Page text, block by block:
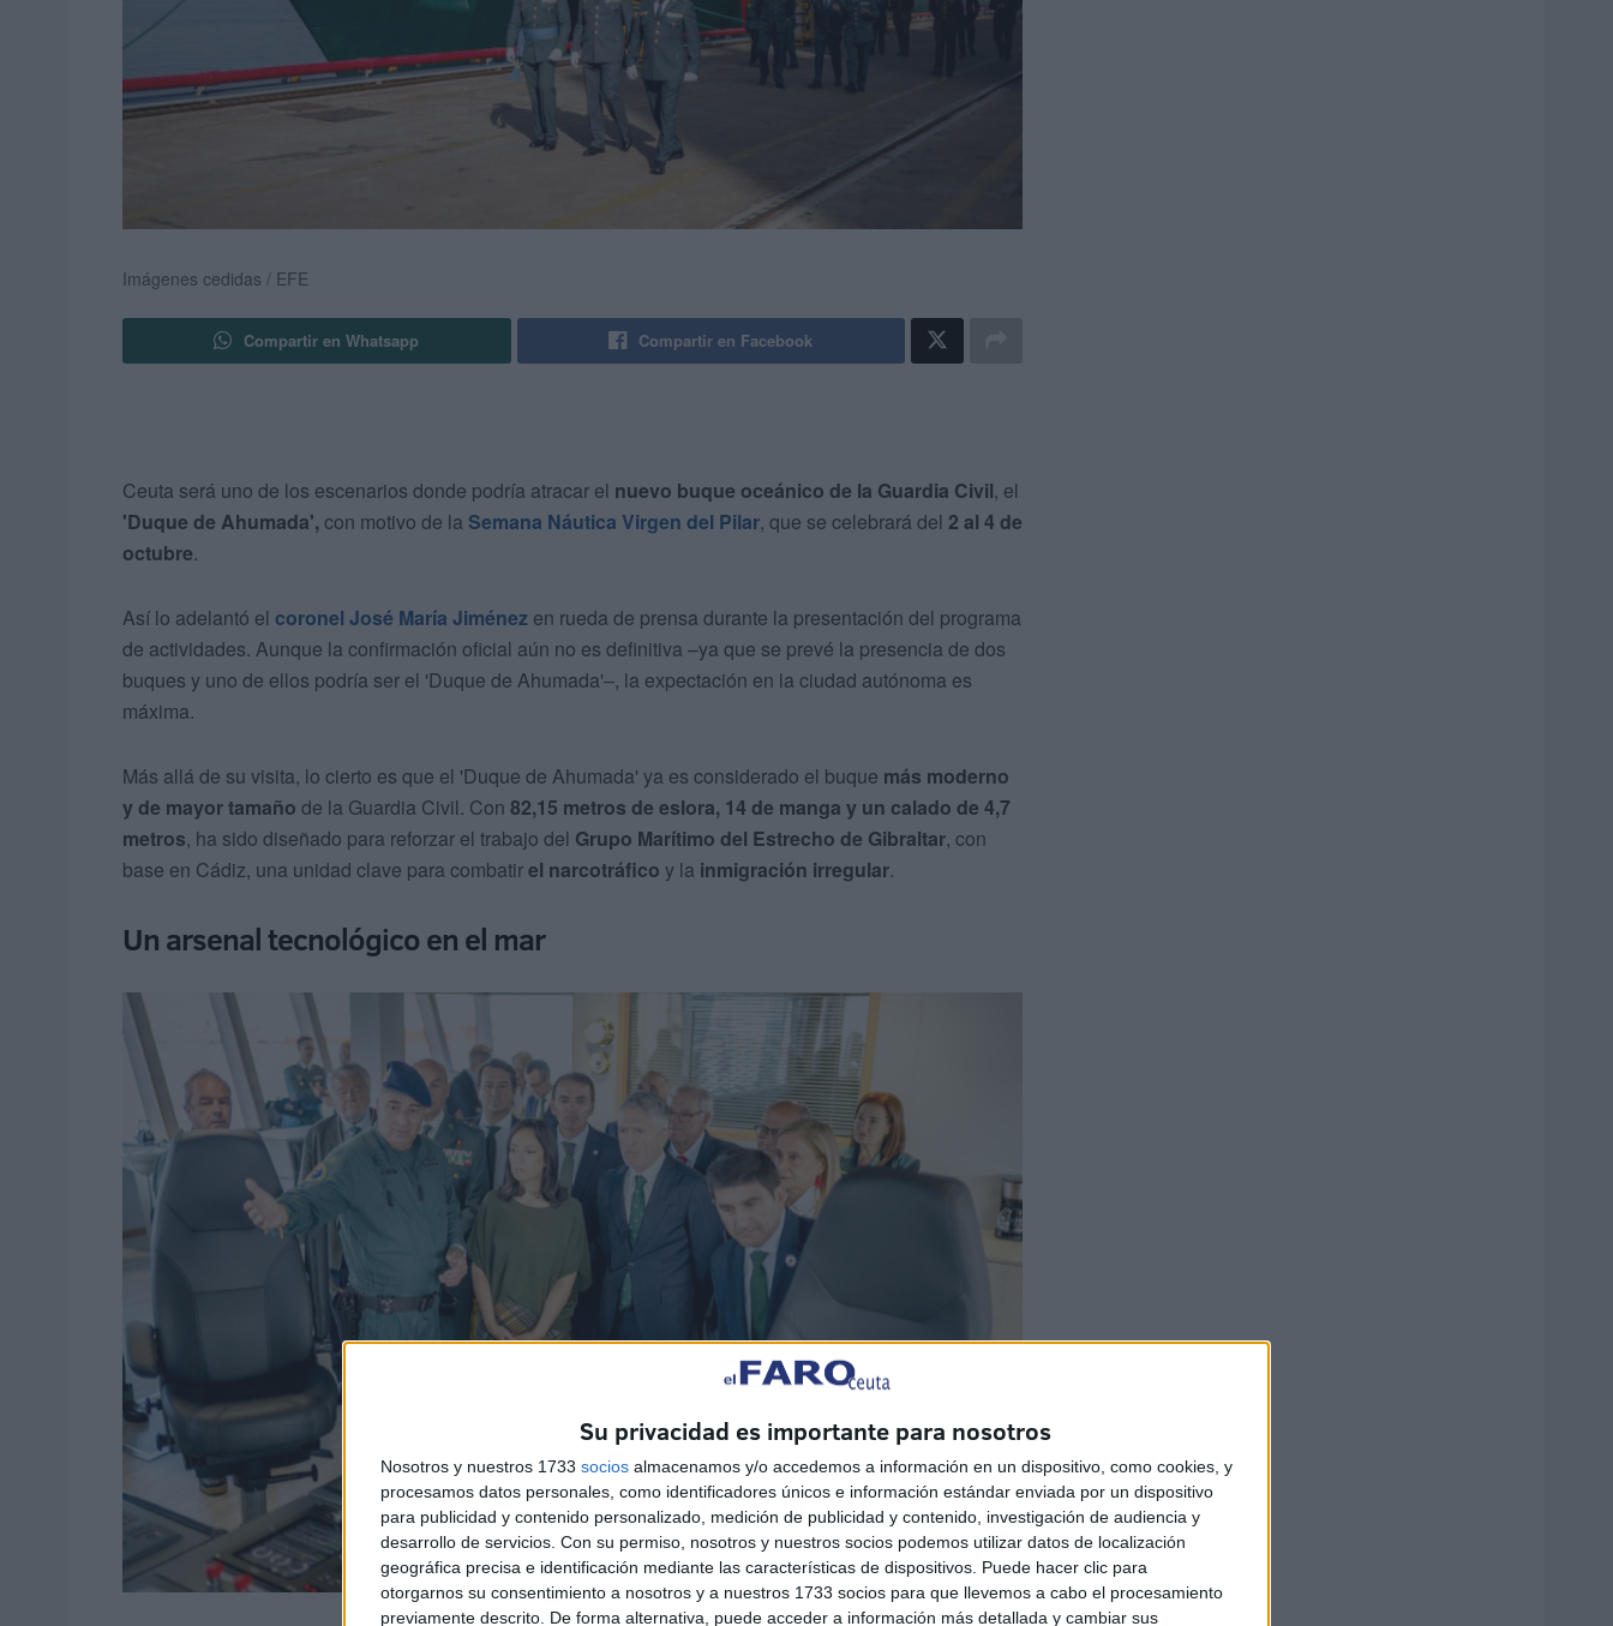
Su privacidad es importante para nosotros
Nosotros y nuestros 1733 socios almacenamos y/o accedemos a información en un dispositivo, como cookies, y
procesamos datos personales, como identificadores únicos e información estándar enviada por un dispositivo
para publicidad y contenido personalizado, medición de publicidad y contenido, investigación de audiencia y
desarrollo de servicios. Con su permiso, nosotros y nuestros socios podemos utilizar datos de localización
geográfica precisa e identificación mediante las características de dispositivos. Puede hacer clic para
otorgarnos su consentimiento a nosotros y a nuestros 1733 socios para que llevemos a cabo el procesamiento
previamente descrito. De forma alternativa, puede acceder a información más detallada y cambiar sus
Imágenes cedidas / EFE
Compartir en Whatsapp Compartir en Facebook
Ceuta será uno de los escenarios donde podría atracar el nuevo buque oceánico de la Guardia Civil, el
'Duque de Ahumada', con motivo de la Semana Náutica Virgen del Pilar, que se celebrará del 2 al 4 de
octubre.
Así lo adelantó el coronel José María Jiménez en rueda de prensa durante la presentación del programa
de actividades. Aunque la confirmación oficial aún no es definitiva –ya que se prevé la presencia de dos
buques y uno de ellos podría ser el 'Duque de Ahumada'–, la expectación en la ciudad autónoma es
máxima.
Más allá de su visita, lo cierto es que el 'Duque de Ahumada' ya es considerado el buque más moderno
y de mayor tamaño de la Guardia Civil. Con 82,15 metros de eslora, 14 de manga y un calado de 4,7
metros, ha sido diseñado para reforzar el trabajo del Grupo Marítimo del Estrecho de Gibraltar, con
base en Cádiz, una unidad clave para combatirel narcotráfico y la inmigración irregular.
Un arsenal tecnológico en el mar